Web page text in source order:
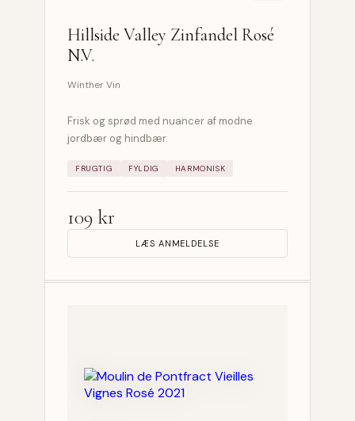
Hillside Valley Zinfandel Rosé
N.V.
Winther Vin
Frisk og sprød med nuancer af modne
jordbær og hindbær.
FRUGTIG FYLDIG HARMONISK
109 kr
LÆS ANMELDELSE